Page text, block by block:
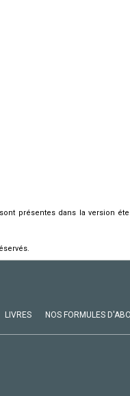
présentes dans la version
LIVRES NOS FORMULES